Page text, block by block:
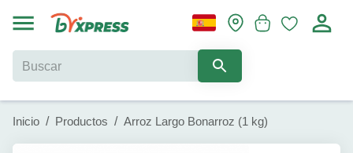
Inicio / Productos / Arroz Largo Bonarroz (1 kg)